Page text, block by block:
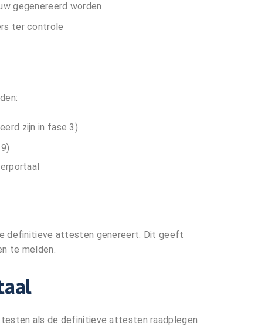
gegenereerd worden
ter controle
zijn in fase 3)
definitieve attesten genereert. Dit geeft
te melden.
als de definitieve attesten raadplegen